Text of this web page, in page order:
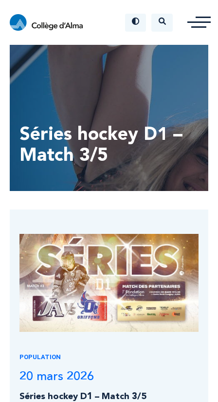
Séries hockey D1 –
Match 3/5
POPULATION
20 mars 2026
Séries hockey D1 – Match 3/5